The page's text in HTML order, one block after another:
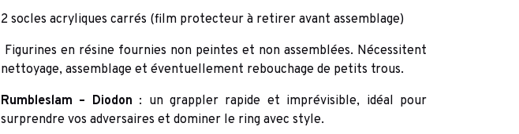
2 socles acryliques carrés (film protecteur à retirer avant assemblage)
Figurines en résine fournies non peintes et non assemblées. Nécessitent
nettoyage, assemblage et éventuellement rebouchage de petits trous.
Rumbleslam – Diodon : un grappler rapide et imprévisible, idéal pour
surprendre vos adversaires et dominer le ring avec style.